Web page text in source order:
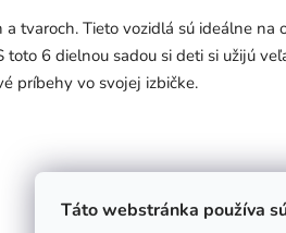
Táto webstránka používa
tvaroch. Tieto vozidlá sú ideálne
toto 6 dielnou sadou si deti si užijú
príbehy vo svojej izbičke.